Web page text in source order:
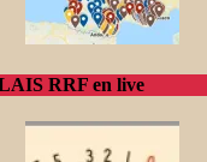
RRF en live